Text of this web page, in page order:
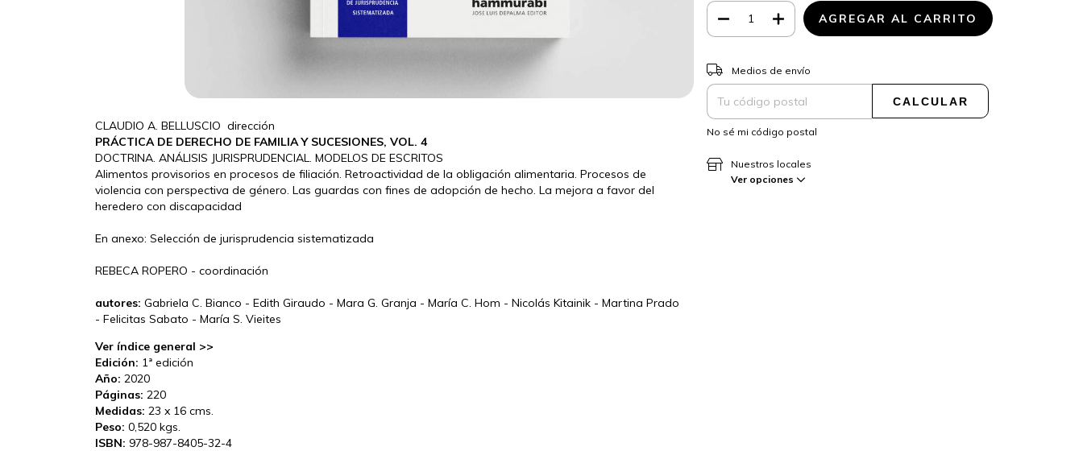
CLAUDIO A. BELLUSCIO dirección
PRÁCTICA DE DERECHO DE FAMILIA Y SUCESIONES, VOL. 4
DOCTRINA. ANÁLISIS JURISPRUDENCIAL. MODELOS DE ESCRITOS
Alimentos provisorios en procesos de filiación. Retroactividad de la obligación alimentaria. Procesos de
violencia con perspectiva de género. Las guardas con fines de adopción de hecho. La mejora a favor del
heredero con discapacidad
En anexo: Selección de jurisprudencia sistematizada
REBECA ROPERO - coordinación
autores: Gabriela C. Bianco - Edith Giraudo - Mara G. Granja - María C. Hom - Nicolás Kitainik - Martina Prado
- Felicitas Sabato - María S. Vieites
Ver índice general >>
Edición: 1ª edición
Año: 2020
Páginas: 220
Medidas: 23 x 16 cms.
Peso: 0,520 kgs.
ISBN: 978-987-8405-32-4
Entregas para el CP:
Medios de envío
CALCULAR
No sé mi código postal
Nuestros locales
Ver opciones